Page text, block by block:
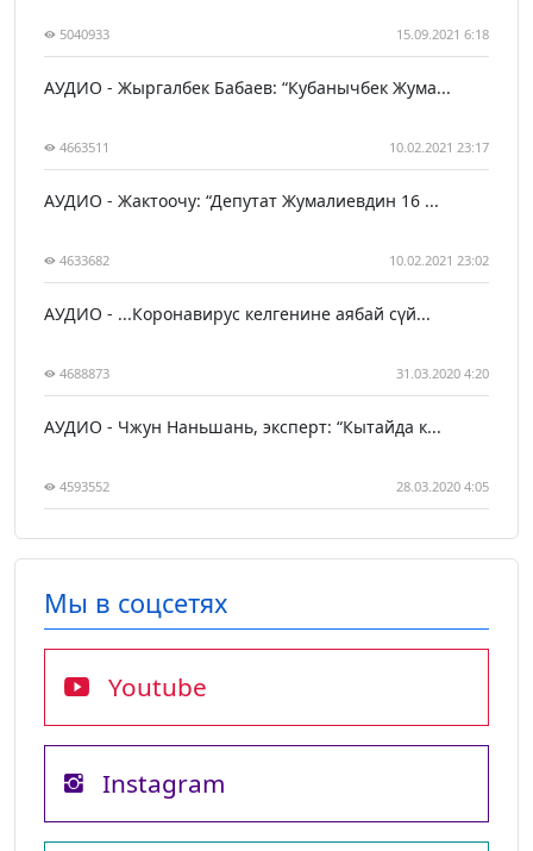
5040933 15.09.2021 6:18
АУДИО - Жыргалбек Бабаев: “Кубанычбек Жума...
4663511 10.02.2021 23:17
АУДИО - Жактоочу: “Депутат Жумалиевдин 16 ...
4633682 10.02.2021 23:02
АУДИО - ...Коронавирус келгенине аябай сүй...
4688873 31.03.2020 4:20
АУДИО - Чжун Наньшань, эксперт: “Кытайда к...
4593552 28.03.2020 4:05
Мы в соцсетях
Youtube
Instagram